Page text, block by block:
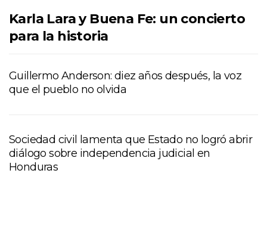
Karla Lara y Buena Fe: un concierto
para la historia
Guillermo Anderson: diez años después, la voz
que el pueblo no olvida
Sociedad civil lamenta que Estado no logró abrir
diálogo sobre independencia judicial en
Honduras